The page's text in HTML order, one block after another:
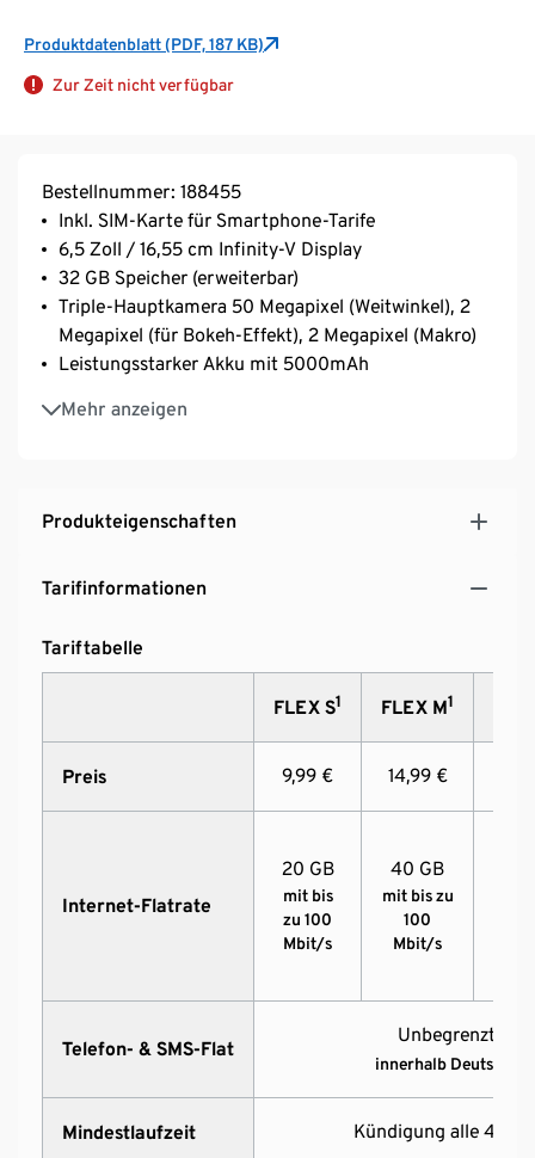
Produktdatenblatt (PDF, 187 KB)
Zur Zeit nicht verfügbar
Bestellnummer: 188455
Inkl. SIM-Karte für Smartphone-Tarife
6,5 Zoll / 16,55 cm Infinity-V Display
32 GB Speicher (erweiterbar)
Triple-Hauptkamera 50 Megapixel (Weitwinkel), 2
Megapixel (für Bokeh-Effekt), 2 Megapixel (Makro)
Leistungsstarker Akku mit 5000mAh
Mehr anzeigen
Gesichtserkennung
Produkteigenschaften
Tarifinformationen
Tariftabelle
FLEX S1 FLEX M1
Preis 9,99 € 14,99 €
Internet-Flatrate
20 GB
mit bis
zu 100
Mbit/s
40 GB
mit bis zu
100
Mbit/s
Telefon- & SMS-Flat
Unbegrenzt
innerhalb
Mindestlaufzeit Kündigung alle 4